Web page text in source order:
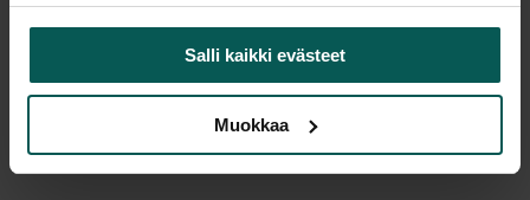
Salli kaikki evästeet
Muokkaa
Pöydässä on korkeussäädettävät jalat, joiden
yhdistettynä mustiin jalkoihin luo selkeän ja